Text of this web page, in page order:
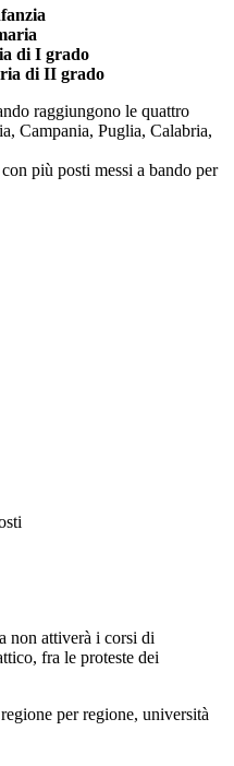
di I grado
di II grado
raggiungono le quattro
Campania, Puglia, Calabria,
più posti messi a bando per
non attiverà i corsi di
fra le proteste dei
per regione, università